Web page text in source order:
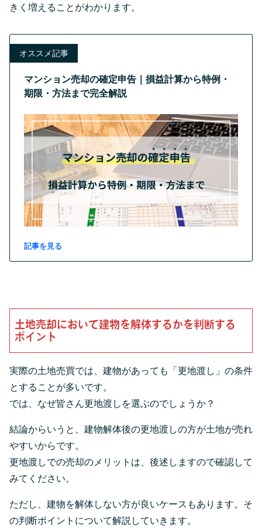
きく増えることがわかります。
オススメ記事
マンション売却の確定申告｜損益計算から特例・
期限・方法まで完全解説
記事を見る
土地売却において建物を解体するかを判断する
ポイント
実際の土地売買では、建物があっても「更地渡し」の条件
とすることが多いです。
では、なぜ皆さん更地渡しを選ぶのでしょうか？
結論からいうと、建物解体後の更地渡しの方が土地が売れ
やすいからです。
更地渡しでの売却のメリットは、後述しますので確認して
みてください。
ただし、建物を解体しない方が良いケースもあります。そ
の判断ポイントについて解説していきます。